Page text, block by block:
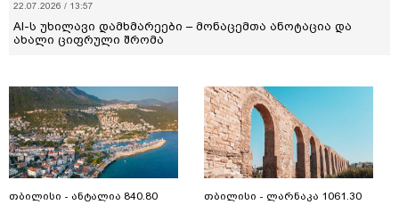
22.07.2026 / 13:57
AI-ს უხილავი დამხმარეები – მონაცემთა ანოტაცია და
ახალი ციფრული შრომა
თბილისი - ანტალია 840.80
თბილისი - ლარნაკა 1061.30